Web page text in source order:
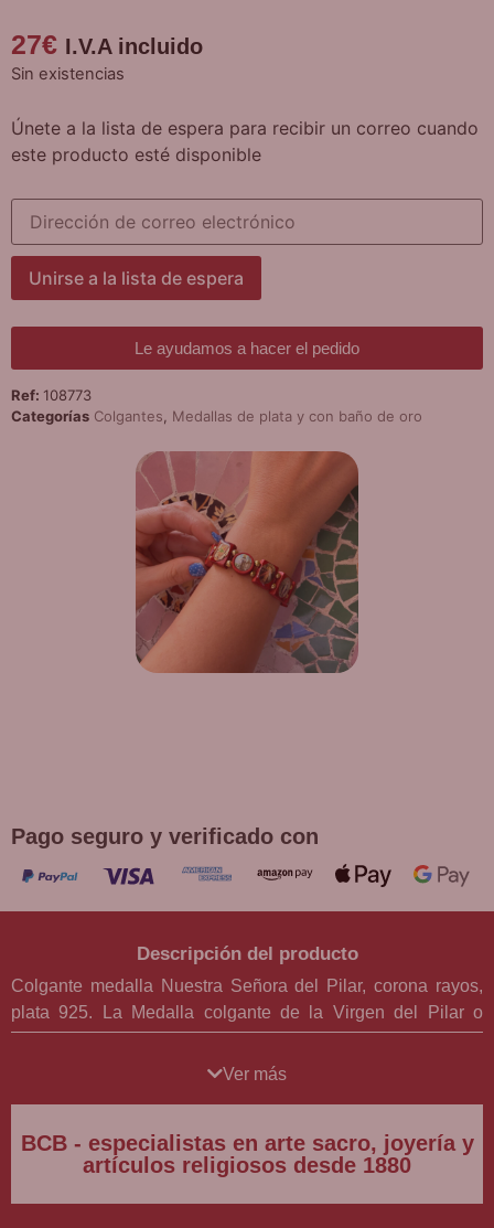
27€ I.V.A incluido
Sin existencias
Únete a la lista de espera para recibir un correo cuando
este producto esté disponible
Introduce
dirección
de
correo
para
a
lista
espera
de
Unirse a la lista de espera
Le ayudamos a hacer el pedido
Ref: 108773
Categorías Colgantes Medallas de plata y con baño de oro
Pago seguro y verificado con
Descripción del producto
Colgante medalla Nuestra Señora del Pilar, corona rayos,
plata 925. La Medalla colgante de la Virgen del Pilar o
Nuestra Señora del Pilar es una pieza religiosa de gran
significado y devoción para los creyentes. Realizada en
perfecta para llevarla siempre cerca del corazón.
La imagen de la Virgen del Pilar está tratada con un detalle
Ver más
BCB - especialistas en arte sacro, joyería y
artículos religiosos desde 1880